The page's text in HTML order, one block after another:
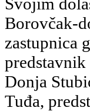
Borovčak-
zastupnica
Donja
Tuđa,